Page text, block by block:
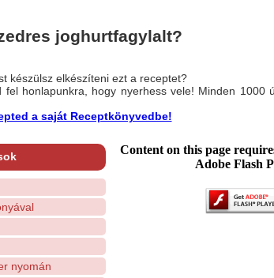
joghurtfagylalt?
készülsz elkészíteni ezt a receptet?
honlapunkra, hogy nyerhess vele! Minden 1000
a saját Receptkönyvedbe!
nyomán
Content on this page
Adobe Flash